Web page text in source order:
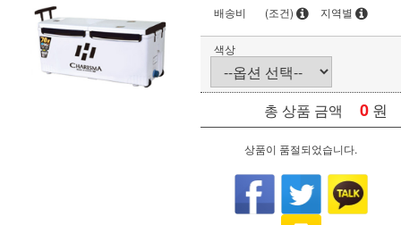
배송비
(조건) 지역별
색상
총 상품 금액 0 원
상품이 품절되었습니다.